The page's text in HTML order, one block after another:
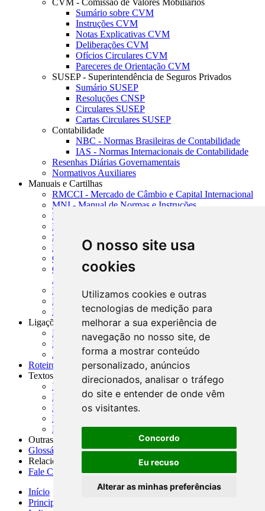
O nosso site usa
cookies
Utilizamos cookies e outras
tecnologias de medição para
melhorar a sua experiência de
navegação no nosso site, de
forma a mostrar conteúdo
personalizado, anúncios
direcionados, analisar o tráfego
do site e entender de onde vêm
os visitantes.
Concordo
Eu recuso
Alterar as minhas preferências
CVM - Comissão de Valores Mobiliários
Sumário sobre CVM
Instruções CVM
Notas Explicativas CVM
Deliberações CVM
Ofícios Circulares CVM
Pareceres de Orientação CVM
SUSEP - Superintendência de Seguros Privados
Sumário SUSEP
Resoluções CNSP
Circulares SUSEP
Cartas Circulares SUSEP
Contabilidade
NBC - Normas Brasileiras de Contabilidade
IAS - Normas Internacionais de Contabilidade
Resenhas Diárias Governamentais
Normativos Auxiliares
Manuais e Cartilhas
RMCCI - Mercado de Câmbio e Capital Internacional
MNI - Manual de Normas e Instruções
MTVM - Manual de Títulos e Valores Mobiliários
MCR - Manual de Crédito Rural
SISORF - Manual de Organização do SFN
MASUP - Manual de Supervisão Bancária
CADOC - Catálogo de Documentos
CNAE-CONCLA - Classificação Nacional de
Atividades Econômicas
PMF - Cartilhas do BCB
Manuais Auxiliares do BCB e Cosif-e
Resenhas Diárias Governamentais
Ligações Externas
Links Úteis
Presidência da República
Agências Nacionais Reguladoras
Roteiros para Estudos
Textos
Índice de Textos
Editorial
Monografias
Na Imprensa
Fórum de Discussão
Outras ferramentas
Glossário
Relacionamento
Fale Conosco
Início
Principais notícias